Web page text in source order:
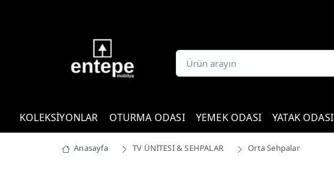
KOLEKSİYONLAR OTURMA ODASI YEMEK ODASI YATAK ODASI
Anasayfa TV ÜNİTESİ & SEHPALAR Orta Sehpalar